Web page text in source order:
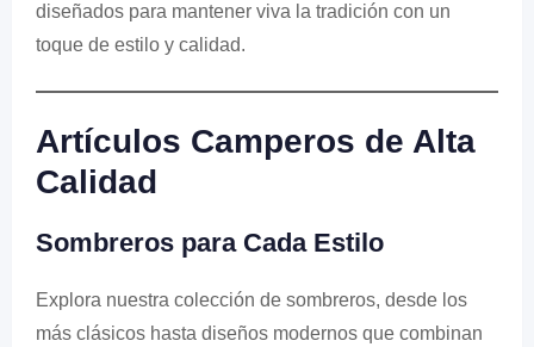
diseñados para mantener viva la tradición con un
toque de estilo y calidad.
Artículos Camperos de Alta
Calidad
Sombreros para Cada Estilo
Explora nuestra colección de sombreros, desde los
más clásicos hasta diseños modernos que combinan